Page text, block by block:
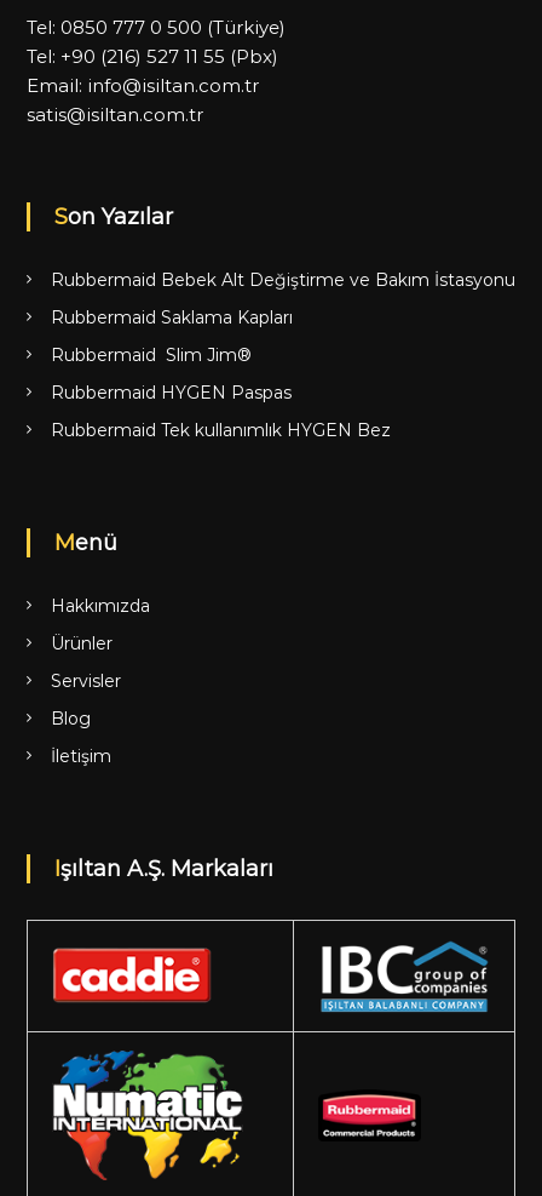
Tel: 0850 777 0 500 (Türkiye)
Tel: +90 (216) 527 11 55 (Pbx)
Email: info@isiltan.com.tr
satis@isiltan.com.tr
Son Yazılar
Rubbermaid Bebek Alt Değiştirme ve Bakım İstasyonu
Rubbermaid Saklama Kapları
Rubbermaid Slim Jim®
Rubbermaid HYGEN Paspas
Rubbermaid Tek kullanımlık HYGEN Bez
Menü
Hakkımızda
Ürünler
Servisler
Blog
İletişim
Işıltan A.Ş. Markaları